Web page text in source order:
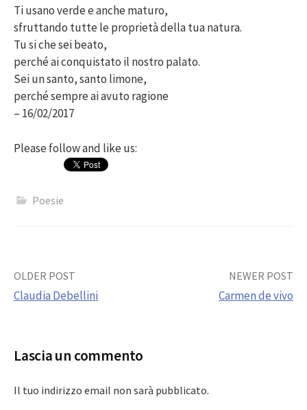
Ti usano verde e anche maturo,
sfruttando tutte le proprietà della tua natura.
Tu si che sei beato,
perché ai conquistato il nostro palato.
Sei un santo, santo limone,
perché sempre ai avuto ragione
– 16/02/2017
Please follow and like us:
Poesie
Post
OLDER POST
Claudia Debellini
NEWER POST
Carmen de vivo
Lascia un commento
Il tuo indirizzo email non sarà pubblicato.